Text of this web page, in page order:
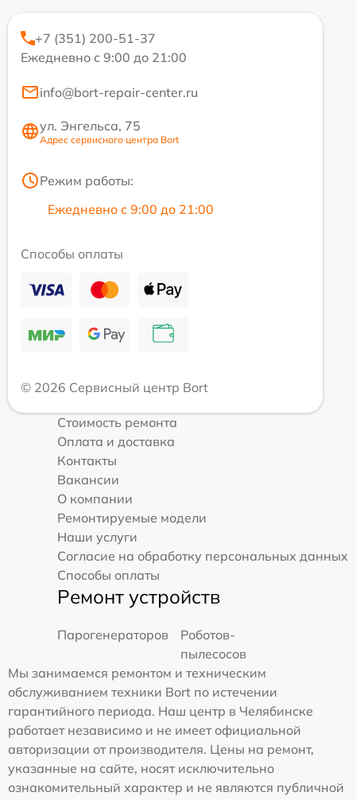
+7 (351) 200-51-37
Ежедневно с 9:00 до 21:00
info@bort-repair-center.ru
ул. Энгельса, 75
Адрес сервисного центра Bort
Режим работы:
Ежедневно с 9:00 до 21:00
Способы оплаты
© 2026 Сервисный центр Bort
Стоимость ремонта
Оплата и доставка
Контакты
Вакансии
О компании
Ремонтируемые модели
Наши услуги
Согласие на обработку персональных данных
Способы оплаты
Ремонт устройств
Парогенераторов
Роботов-
пылесосов
Мы занимаемся ремонтом и техническим
обслуживанием техники Bort по истечении
гарантийного периода. Наш центр в Челябинске
работает независимо и не имеет официальной
авторизации от производителя. Цены на ремонт,
указанные на сайте, носят исключительно
ознакомительный характер и не являются публичной